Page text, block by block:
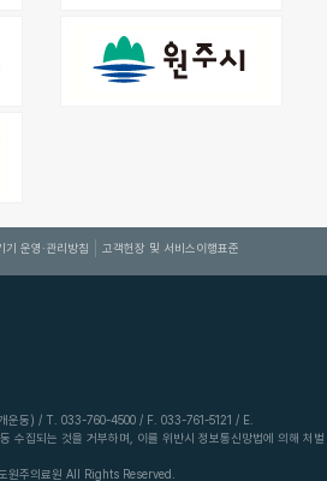
기 운영·관리방침 고객헌장 및 서비스이행표준
운동) / T. 033-760-4500 / F. 033-761-5121 / E.
수집되는 것을 거부하며, 이를 위반시 정보통신망법에 의해 처벌
주의료원 All Rights Reserved.